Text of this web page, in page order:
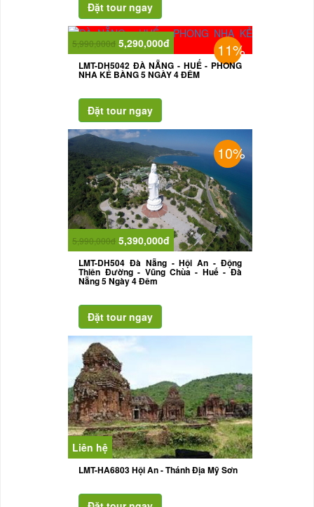
11%
5,990,000đ 5,290,000đ
LMT-DH5042 ĐÀ NẴNG - HUẾ - PHONG
NHA KẺ BÀNG 5 NGÀY 4 ĐÊM
10%
5,990,000đ 5,390,000đ
LMT-DH504 Đà Nẵng - Hội An - Động
Thiên Đường - Vũng Chùa - Huế - Đà
Nẵng 5 Ngày 4 Đêm
Liên hệ
LMT-HA6803 Hội An - Thánh Địa Mỹ Sơn